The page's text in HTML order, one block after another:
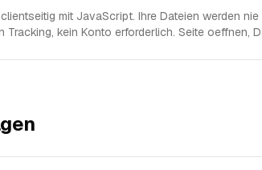
mit JavaScript. Ihre Dateien werden
Tracking, kein Konto erforderlich. Seite oeffnen,